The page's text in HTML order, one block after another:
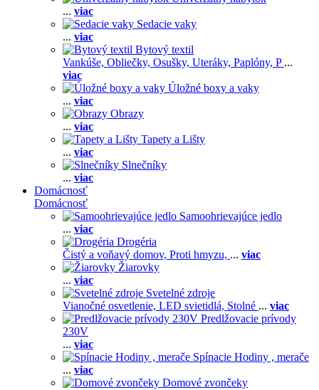
... viac
Sedacie vaky
... viac
Bytový textil
Vankúše, Obliečky, Osušky, Uteráky, Paplóny, P ...
viac
Úložné boxy a vaky
... viac
Obrazy
... viac
Tapety a Lišty
... viac
Slnečníky
... viac
Domácnosť
Domácnosť
Samoohrievajúce jedlo
... viac
Drogéria
Čistý a voňavý domov, Proti hmyzu, ... viac
Žiarovky
... viac
Svetelné zdroje
Vianočné osvetlenie, LED svietidlá, Stolné ... viac
Predlžovacie prívody
230V
... viac
Spínacie Hodiny , merače
... viac
Domové zvončeky